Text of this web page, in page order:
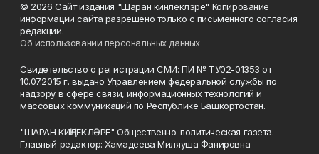
© 2026 Сайт издания "Шаран кинлеклэре" Копирование
информации сайта разрешено только с письменного согласия
редакции.
Об использовании персональных данных
Свидетельство о регистрации СМИ: ПИ № ТУ02-01353 от
10.07.2015 г. выдано Управлением федеральной службы по
надзору в сфере связи, информационных технологий и
массовых коммуникаций по Республике Башкортостан.
"ШАРАН КИҢЛЕКЛӘРЕ" Общественно-политическая газета.
Главный редактор: Хамадеева Миляуша Фанировна